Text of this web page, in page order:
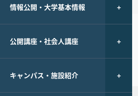
情報公開・大学基本情報
公開講座・社会人講座
キャンパス・施設紹介